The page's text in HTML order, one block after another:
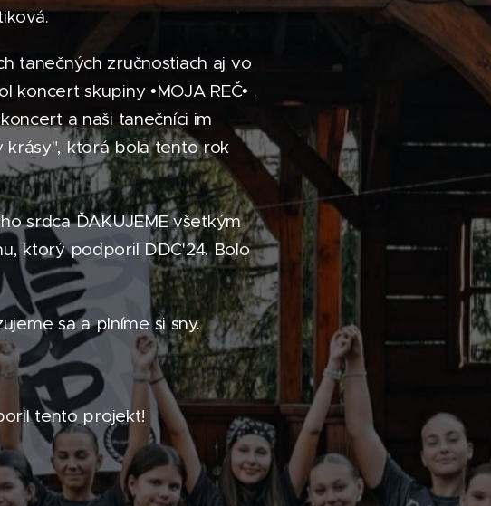
tanečných zručnostiach aj vo
skupiny •MOJA REČ• .
a naši tanečníci im
krásy", ktorá bola tento rok
srdca ĎAKUJEME všetkým
ktorý podporil DDC'24. Bolo
sa a plníme si sny.
tento projekt!